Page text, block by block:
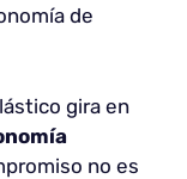
de
gira en
no es